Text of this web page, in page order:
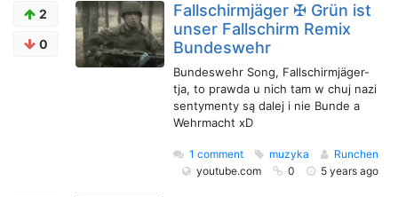
2
0
Fallschirmjäger ✠ Grün ist
unser Fallschirm Remix
Bundeswehr
Bundeswehr Song, Fallschirmjäger-
tja, to prawda u nich tam w chuj nazi
sentymenty są dalej i nie Bunde a
Wehrmacht xD
1 comment muzyka
Runchen
youtube.com
0 5 years ago